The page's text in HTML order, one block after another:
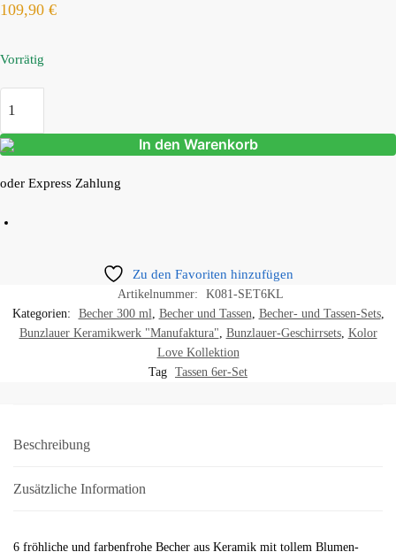
109,90 €
Vorrätig
In den Warenkorb
oder Express Zahlung
Zu den Favoriten hinzufügen
Artikelnummer:
K081-SET6KL
Kategorien:
Becher 300 ml Becher und Tassen Becher- und Tassen-Sets,
Bunzlauer Keramikwerk "Manufaktura" Bunzlauer-Geschirrsets, Kolor
Love Kollektion
Tag Tassen 6er-Set
Beschreibung
Zusätzliche Information
6 fröhliche und farbenfrohe Becher aus Keramik mit tollem Blumen-